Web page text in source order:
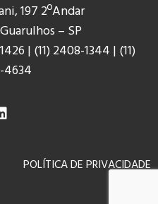
197 2ºAndar
– SP
| (11) 2408-1344 | (11)
4634
POLÍTICA DE PRIVACIDADE